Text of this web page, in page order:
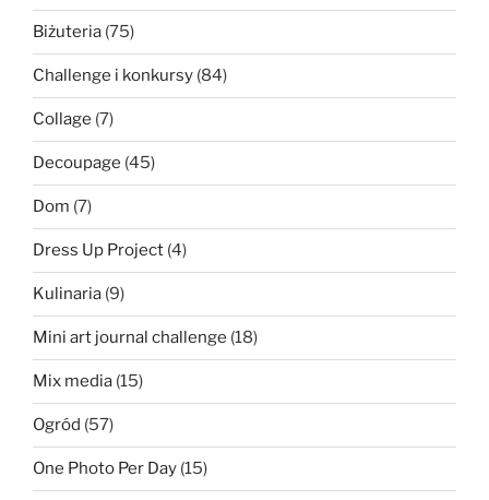
Biżuteria (75)
Challenge i konkursy (84)
Collage (7)
Decoupage (45)
Dom (7)
Dress Up Project (4)
Kulinaria (9)
Mini art journal challenge (18)
Mix media (15)
Ogród (57)
One Photo Per Day (15)